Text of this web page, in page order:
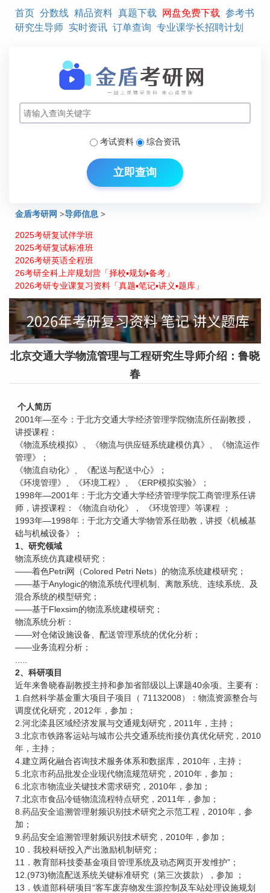
首页 分数线 精品资料 真题下载 网盘免费下载 参考书
研究生导师 实时资讯 订单查询 专业课学长招聘计划
考试资料 综合资讯
立即查询
金盾考研网 >导师信息 >
北京交通大学物流管理与工程研究生导师介绍：鲁晓春
2025考研复试伴学班
2025考研复试标准班
2026考研英语全程班
26考研全科上岸规划营「择校▪规划▪备考」
2026考研专业课复习资料「真题▪笔记▪讲义▪题库」
北京交通大学物流管理与工程研究生导师介绍：鲁晓
春
个人简历
2001年—至今：于北方交通大学经济管理学院物流所任副教授，
讲授课程：
《物流系统模拟》、《物流与供应链系统建模仿真》、《物流运作
管理》；
《物流自动化》、《配送与配送中心》；
《环境管理》、《环境工程》、《ERP模拟实验》；
1998年—2001年：于北方交通大学经济管理学院工商管理系任讲
师，讲授课程：《物流自动化》， 《环境管理》等课程 ；
1993年—1998年：于北方交通大学物管系任助教，讲授《机械基
础与机械设备》；
1、研究领域
物流系统仿真建模研究：
——着色Petri网（Colored Petri Nets）的物流系统建模研究；
——基于Anylogic的物流系统代理机制、离散系统、连续系统、及
混合系统的模型研究；
——基于Flexsim的物流系统建模研究；
物流系统分析：
——对仓储设施设备、配送管理系统的优化分析；
——业务流程分析；
2、科研项目
近年来鲁晓春副教授主持和参加省部级以上课题40余项。主要有：
1.自然科学基金重大项目子项目（ 71132008）：物流资源整合与
调度优化研究，2012年，参加；
2.河北滦县区域经济发展与交通规划研究，2011年，主持；
3.北京市铁路客运站与城市公共交通系统衔接仿真优化研究，2010
年，主持；
4.建立两化融合咨询技术服务体系和数据库，2010年，主持；
5.北京市药品批发企业现代物流规范研究，2010年，参加；
6.北京市物流业关键技术需求研究，2010年，参加；
7.北京市食品冷链物流流程特点研究，2011年，参加；
8.药品安全追溯管理射频识别技术研究之示范工程，2010年，参
加；
9.药品安全追溯管理射频识别技术研究，2010年，参加；
10．我校科研投入产出激励机制研究；
11．教育部科技委基金项目管理系统及动态网页开发维护”；
12.(973)物流配送系统关键标准研究（第三次拨款），参加 ；
13．铁道部科研项目“客车废弃物发生源控制及车站处理设施规划